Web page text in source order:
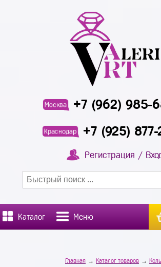
Москва +7 (962) 985-
Краснодар +7 (925) 877-
Регистрация /
Каталог Меню
Главная → Каталог товаров →